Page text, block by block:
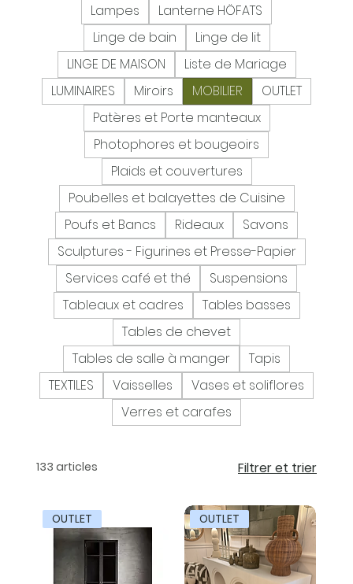
Lampes
Lanterne HÖFATS
Linge de bain
Linge de lit
LINGE DE MAISON
Liste de Mariage
LUMINAIRES
Miroirs MOBILIER
OUTLET
Patères et Porte manteaux
Photophores et bougeoirs
Plaids et couvertures
Poubelles et balayettes de Cuisine
Poufs et Bancs
Rideaux
Savons
Sculptures - Figurines et Presse-Papier
Services café et thé
Suspensions
Tableaux et cadres
Tables basses
Tables de chevet
Tables de salle à manger
Tapis
TEXTILES
Vaisselles
Vases et soliflores
Verres et carafes
133 articles Filtrer et trier
OUTLET OUTLET